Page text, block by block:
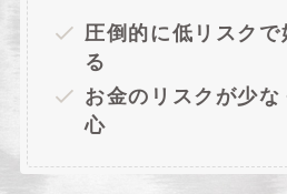
圧倒的に低リスクで
る
お金のリスクが少
心